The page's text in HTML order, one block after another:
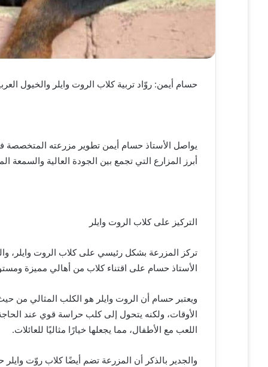
حسام أيمن: روّاد تربية كلاب الروت وايلر والخيول
يواصل الأستاذ حسام أيمن تطوير مزرعته المتخصصة
أبرز المزارع التي تجمع بين الجودة العالية والسمعة
التركيز على كلاب الروت وايلر
تركز المزرعة بشكل رئيسي على كلاب الروت وايلر،
الأستاذ حسام على اقتناء كلاب من أهالي مميزة
ويعتبر حسام أن الروت وايلر هو الكلب المثالي
الأوقات، ولكنه يتحول إلى كلب حراسة قوي عند
اللعب مع الأطفال، مما يجعلها خيارًا مثاليًا للعائلات.
والجدير بالذكر أن المزرعة تضم أيضًا كلاب روّت